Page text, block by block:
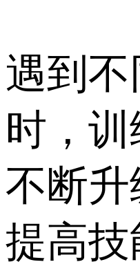
遇到
时，训
不断升
提高技